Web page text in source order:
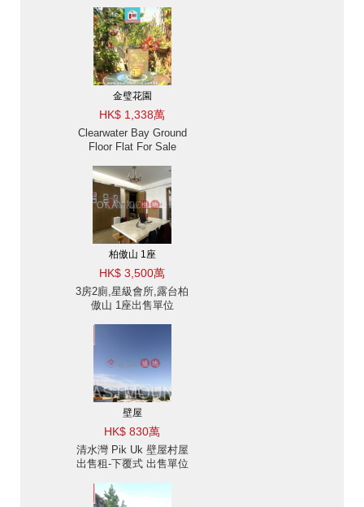
金璧花園
HK$ 1,338萬
Clearwater Bay Ground
Floor Flat For Sale
柏傲山 1座
HK$ 3,500萬
3房2廁,星級會所,露台柏
傲山 1座出售單位
壁屋
HK$ 830萬
清水灣 Pik Uk 壁屋村屋
出售租-下覆式 出售單位